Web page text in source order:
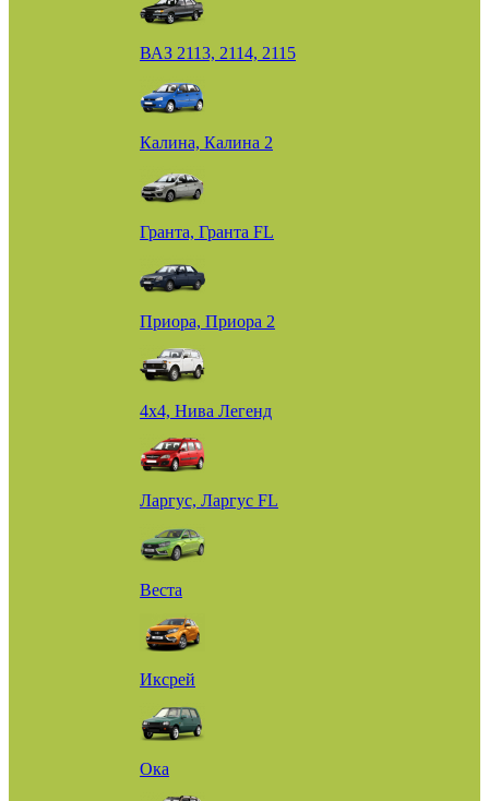
ВАЗ 2113, 2114, 2115
Калина, Калина 2
Гранта, Гранта FL
Приора, Приора 2
4х4, Нива Легенд
Ларгус, Ларгус FL
Веста
Иксрей
Ока